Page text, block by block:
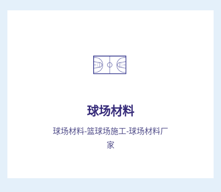
球场材料
球场材料-篮球场施工-球场材料厂
家